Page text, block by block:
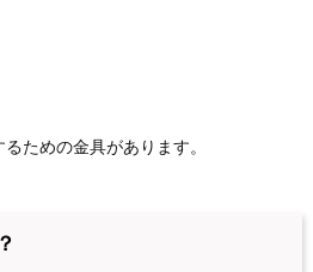
ための金具があります。